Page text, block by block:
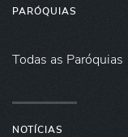
PARÓQUIAS
Todas as Paróquias
NOTÍCIAS